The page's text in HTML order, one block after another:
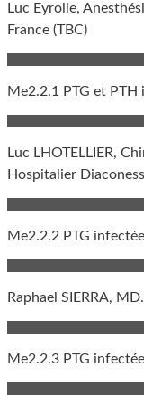
Luc Eyrolle,
France (TBC)
Me2.2.1 PTG et
Luc LHOTELLIER,
Hospitalier
Me2.2.2 PTG
Raphael SIERRA,
Me2.2.3 PTG